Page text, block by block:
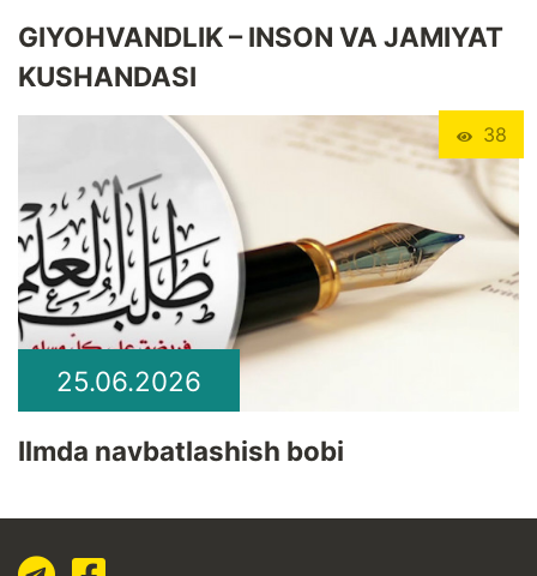
GIYOHVANDLIK – INSON VA JAMIYAT
KUSHANDASI
38
25.06.2026
Ilmda navbatlashish bobi